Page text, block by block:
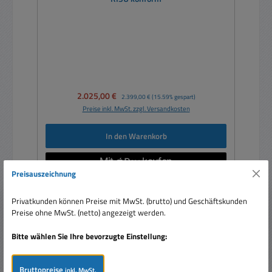
Verkaufspreis:
2.025,00 € Regulärer Preis:
2.399,00 € (15.59% gespart)
Preise inkl. MwSt. zzgl. Versandkosten
In den Warenkorb
%Rabatt
Preisauszeichnung
Privatkunden können Preise mit MwSt. (brutto) und Geschäftskunden
Preise ohne MwSt. (netto) angezeigt werden.
Bitte wählen Sie Ihre bevorzugte Einstellung:
Bruttopreiseinkl. MwSt.